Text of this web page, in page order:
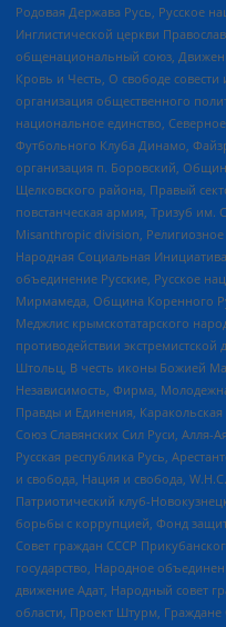
Родовая Держава Русь, Русское
Инглистической церкви
общенациональный союз,
Кровь и Честь, О свободе
организация общественного
национальное единство,
Футбольного Клуба Динамо,
организация п. Боровский,
Щелковского района, Правый
повстанческая армия, Тризуб им.
Misanthropic division,
Народная Социальная
объединение Русские, Русское
Мирмамеда, Община Коренного
Меджлис крымскотатарского
противодействии
Штольц, В честь иконы Божией
Независимость, Фирма,
Правды и Единения,
Союз Славянских Сил Руси, Алля-
Русская республика Русь,
и свобода, Нация и свобода,
Патриотический клуб-
борьбы с коррупцией, Фонд
Совет граждан СССР
государство, Народное
движение Адат, Народный совет
области, Проект Штурм,